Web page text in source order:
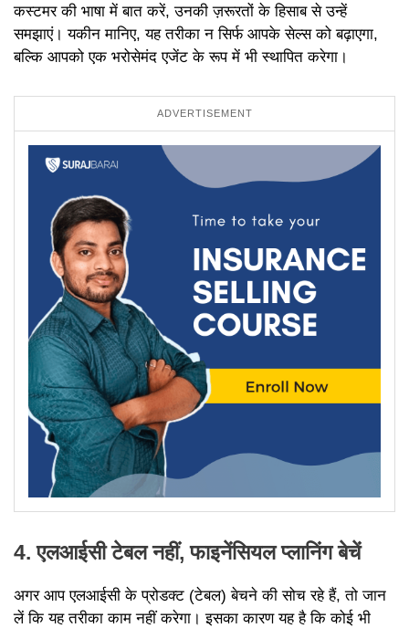
कस्टमर की भाषा में बात करें, उनकी ज़रूरतों के हिसाब से उन्हें
समझाएं। यकीन मानिए, यह तरीका न सिर्फ आपके सेल्स को बढ़ाएगा,
बल्कि आपको एक भरोसेमंद एजेंट के रूप में भी स्थापित करेगा।
ADVERTISEMENT
4. एलआईसी टेबल नहीं, फाइनेंसियल प्लानिंग बेचें
अगर आप एलआईसी के प्रोडक्ट (टेबल) बेचने की सोच रहे हैं, तो जान
लें कि यह तरीका काम नहीं करेगा। इसका कारण यह है कि कोई भी